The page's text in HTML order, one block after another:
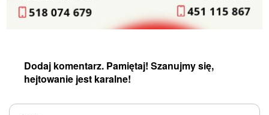
Dodaj komentarz. Pamiętaj! Szanujmy się,
hejtowanie jest karalne!